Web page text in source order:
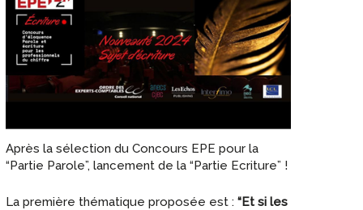
Après la sélection du Concours EPE pour la
“Partie Parole”, lancement de la “Partie Ecriture” !
La première thématique proposée est :“Et si les